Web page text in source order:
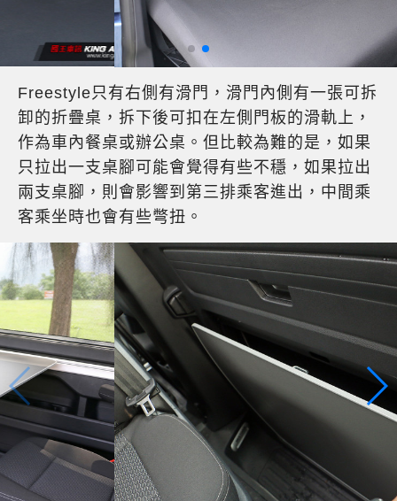
Freestyle只有右側有滑門，滑門內側有一張可拆
卸的折疊桌，拆下後可扣在左側門板的滑軌上，
作為車內餐桌或辦公桌。但比較為難的是，如果
只拉出一支桌腳可能會覺得有些不穩，如果拉出
兩支桌腳，則會影響到第三排乘客進出，中間乘
客乘坐時也會有些彆扭。